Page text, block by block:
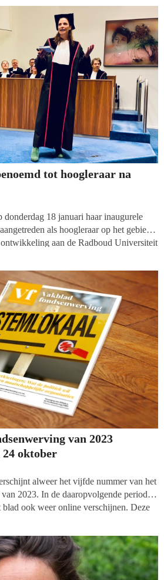
sector in het algemeen, en voor de
in het bijzonder.
tot hoogleraar na
donderdag 18 januari haar inaugurele
als hoogleraar op het gebied
aan de Radboud Universiteit
de aanwezigen naar de oratie
underdog: on the role of citizens in
van 2023
oktober
alweer het vijfde nummer van het
2023. In de daaropvolgende periode
ook weer online verschijnen. Deze
om personeelsbehoeften in te vullen,
Kinsbergen en IFC-spreker Tony